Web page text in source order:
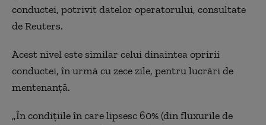
conductei, potrivit datelor operatorului, consultate
de Reuters.
Acest nivel este similar celui dinaintea opririi
conductei, în urmă cu zece zile, pentru lucrări de
mentenanță.
„În condițiile în care lipsesc 60% (din fluxurile de